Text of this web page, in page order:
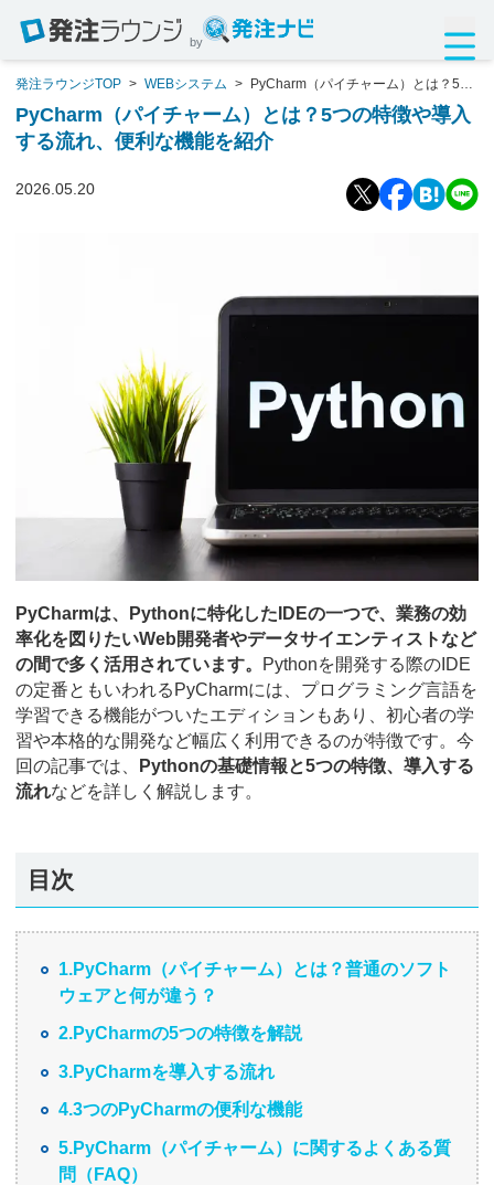
by
発注ラウンジTOP > WEBシステム >
PyCharm（パイチャーム）とは？5つ
の特徴や導入する流れ、便利な機能を紹介
PyCharm（パイチャーム）とは？5つの特徴や導入
する流れ、便利な機能を紹介
2026.05.20
PyCharmは、Pythonに特化したIDEの一つで、業務の効
率化を図りたいWeb開発者やデータサイエンティストなど
の間で多く活用されています。
Pythonを開発する際のIDE
の定番ともいわれるPyCharmには、プログラミング言語を
学習できる機能がついたエディションもあり、初心者の学
習や本格的な開発など幅広く利用できるのが特徴です。今
回の記事では、
Pythonの基礎情報と5つの特徴、導入する
流れなどを詳しく解説します。
目次
1.PyCharm（パイチャーム）とは？普通のソフト
ウェアと何が違う？
2.PyCharmの5つの特徴を解説
3.PyCharmを導入する流れ
4.3つのPyCharmの便利な機能
5.PyCharm（パイチャーム）に関するよくある質
問（FAQ）